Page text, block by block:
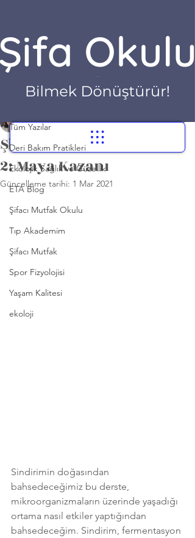
Yazı
Tüm Yazılar
Deri Bakım Pratikleri
Ekolojik Sağlık ve Güzellik
ETA Blog
Şifacı Mutfak Okulu
Tıp Akademim
Şifacı Mutfak
Spor Fizyolojisi
Yaşam Kalitesi
ekoloji
Şifacı Mutfak Okulu Ders
2: Maya Kazanı
3 Şub 2021
Güncelleme tarihi: 1 Mar 2021
Sindirimin doğasından
bahsedeceğimiz bu derste,
mikroorganizmaların üzerinde yaşadığı
ortama nasıl etkiler yaptığından
bahsedeceğim. Sindirim, fermentasyon